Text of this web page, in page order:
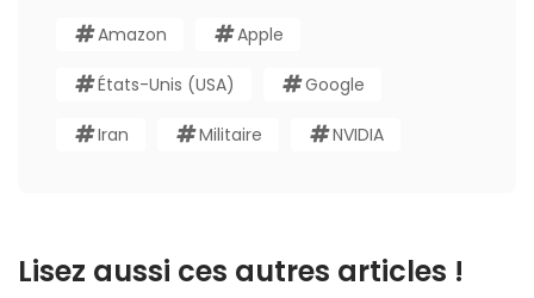
Amazon Apple
États-Unis (USA) Google
Iran Militaire NVIDIA
Lisez aussi ces autres articles !